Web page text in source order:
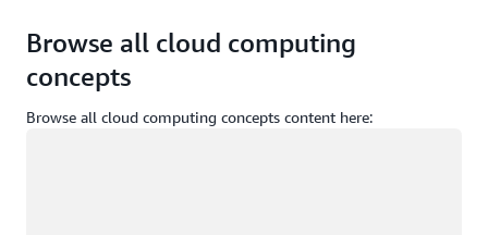
Browse all cloud computing
concepts
Browse all cloud computing concepts content here: